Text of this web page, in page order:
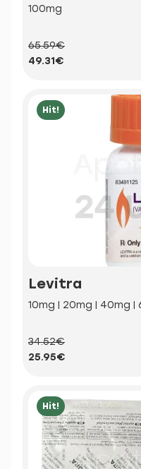
100mg
65.59€
49.31€
Hit!
Levitra
10mg | 20mg | 40mg |
34.52€
25.95€
Hit!